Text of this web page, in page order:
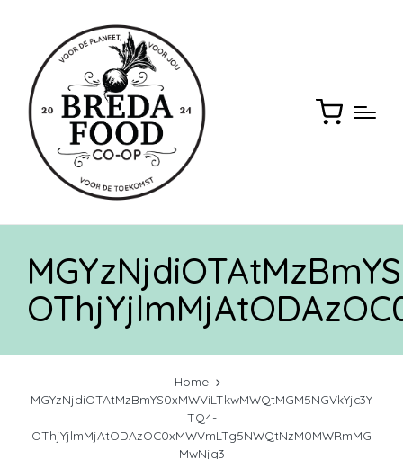
Home
MGYzNjdiOTAtMzBmYS0xMWViLTkwMWQtMGM5NGVkYjc3Y
TQ4-
OThjYjlmMjAtODAzOC0xMWVmLTg5NWQtNzM0MWRmMG
MwNjg3